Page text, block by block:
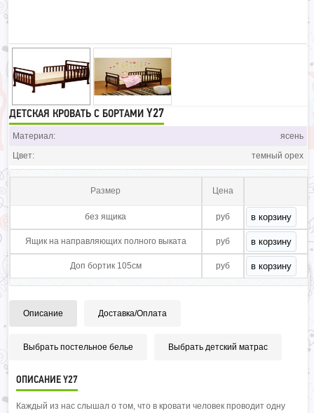
ДЕТСКАЯ КРОВАТЬ С БОРТАМИ Y27
Материал:
ясень
Цвет:
темный орех
Размер Цена
без ящика руб
Ящик на направляющих полного выката руб
Доп бортик 105см руб
Описание Доставка/Оплата
Выбрать постельное белье Выбрать детский матрас
ОПИСАНИЕ Y27
Каждый из нас слышал о том, что в кровати человек проводит одну